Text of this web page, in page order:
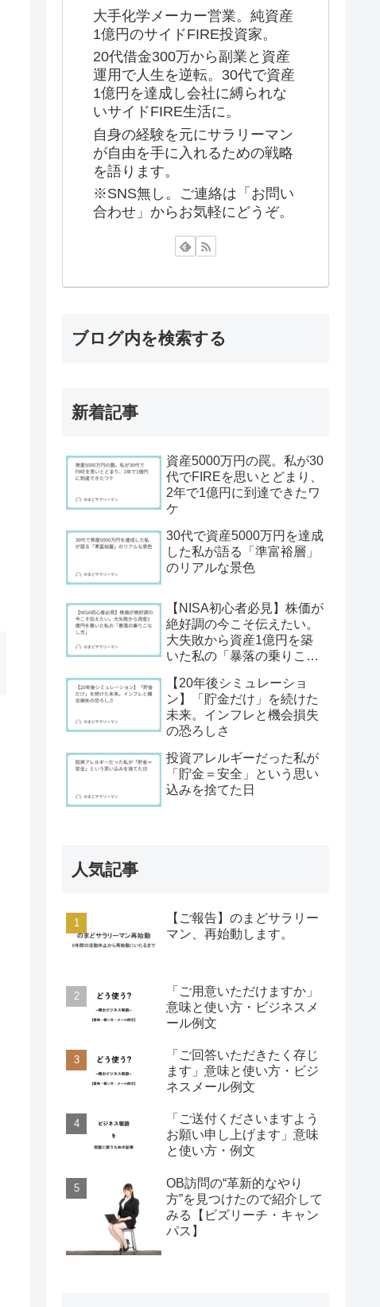
大手化学メーカー営業。純資産
1億円のサイドFIRE投資家。
20代借金300万から副業と資産
運用で人生を逆転。30代で資産
1億円を達成し会社に縛られな
いサイドFIRE生活に。
自身の経験を元にサラリーマン
が自由を手に入れるための戦略
を語ります。
※SNS無し。ご連絡は「お問い
合わせ」からお気軽にどうぞ。
ブログ内を検索する
新着記事
資産5000万円の罠。私が30
代でFIREを思いとどまり、
2年で1億円に到達できたワ
ケ
30代で資産5000万円を達成
した私が語る「準富裕層」
のリアルな景色
【NISA初心者必見】株価が
絶好調の今こそ伝えたい。
大失敗から資産1億円を築
いた私の「暴落の乗りこな
【20年後シミュレーショ
ン】「貯金だけ」を続けた
未来。インフレと機会損失
の恐ろしさ
投資アレルギーだった私が
「貯金＝安全」という思い
込みを捨てた日
人気記事
【ご報告】のまどサラリー
マン、再始動します。
「ご用意いただけますか」
意味と使い方・ビジネスメ
ール例文
「ご回答いただきたく存じ
ます」意味と使い方・ビジ
ネスメール例文
「ご送付くださいますよう
お願い申し上げます」意味
と使い方・例文
OB訪問の“革新的なやり
方”を見つけたので紹介して
みる【ビズリーチ・キャン
パス】